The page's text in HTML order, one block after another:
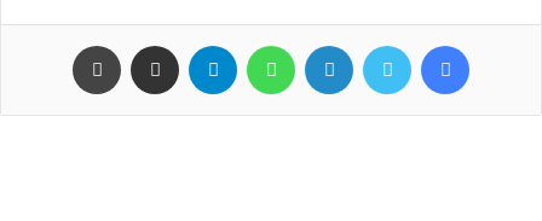
فيسبوك تويتر لينكدإن واتساب تيلقرام مشاركة عبر البريد